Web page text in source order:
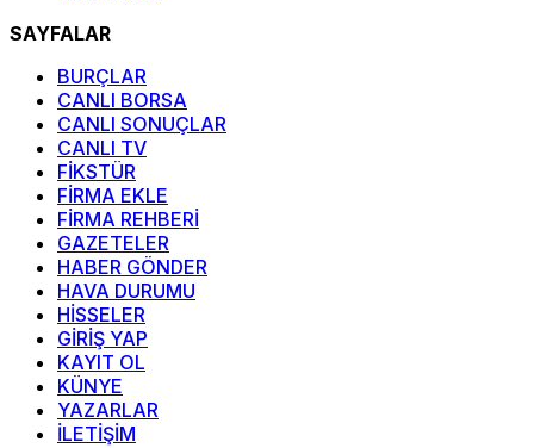
SAYFALAR
BURÇLAR
CANLI BORSA
CANLI SONUÇLAR
CANLI TV
FİKSTÜR
FİRMA EKLE
FİRMA REHBERİ
GAZETELER
HABER GÖNDER
HAVA DURUMU
HİSSELER
GİRİŞ YAP
KAYIT OL
KÜNYE
YAZARLAR
İLETİŞİM